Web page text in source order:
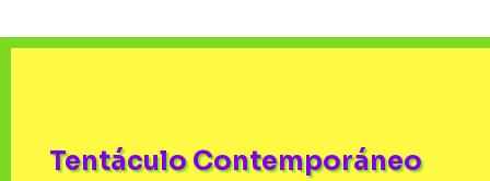
Tentáculo Contemporáneo